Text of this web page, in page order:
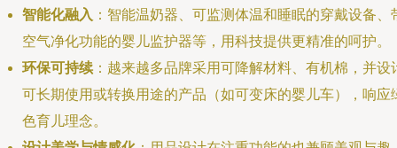
智能化融入 ：智能温奶器、可监测体温和睡眠的穿戴设备、
空气净化功能的婴儿监护器等，用科技提供更精准的呵护。
环保可持续：越来越多品牌采用可降解材料、有机棉，并设
可长期使用或转换用途的产品（如可变床的婴儿车），响应
色育儿理念。